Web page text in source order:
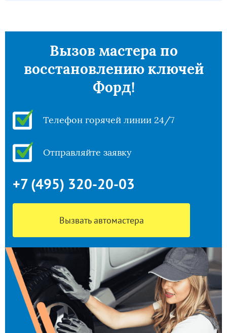
Вызов мастера по
восстановлению ключей
Форд!
Телефон горячей линии 24/7
Отправляйте заявку
+7 (495) 320-20-03
Вызвать автомастера